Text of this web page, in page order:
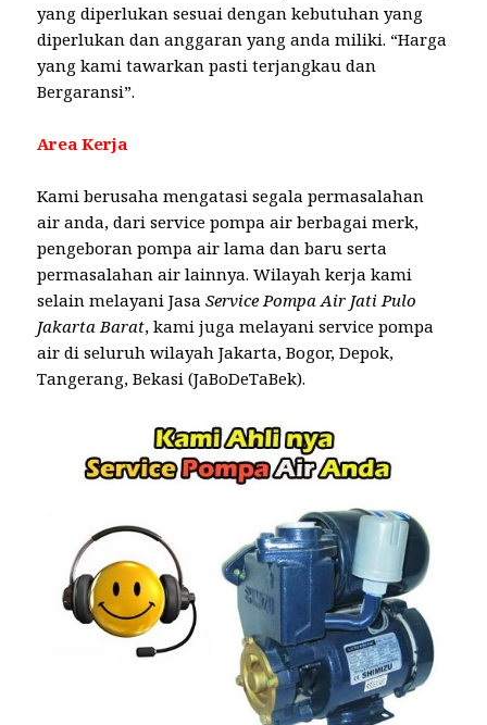
yang diperlukan sesuai dengan kebutuhan yang
diperlukan dan anggaran yang anda miliki. “Harga
yang kami tawarkan pasti terjangkau dan
Bergaransi”.
Area Kerja
Kami berusaha mengatasi segala permasalahan
air anda, dari service pompa air berbagai merk,
pengeboran pompa air lama dan baru serta
permasalahan air lainnya. Wilayah kerja kami
selain melayani JasaService Pompa Air Jati Pulo
Jakarta Barat, kami juga melayani service pompa
air di seluruh wilayah Jakarta, Bogor, Depok,
Tangerang, Bekasi (JaBoDeTaBek).